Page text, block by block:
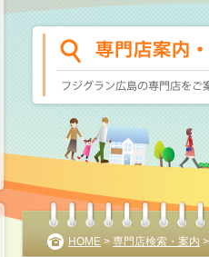
HOME > 専門店検索・案内